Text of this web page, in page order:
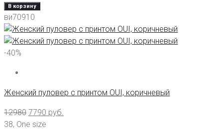
В корзину
ви70910
-40%
Женский пуловер с принтом OUI, коричневый
12980 7790 руб.
38, One size